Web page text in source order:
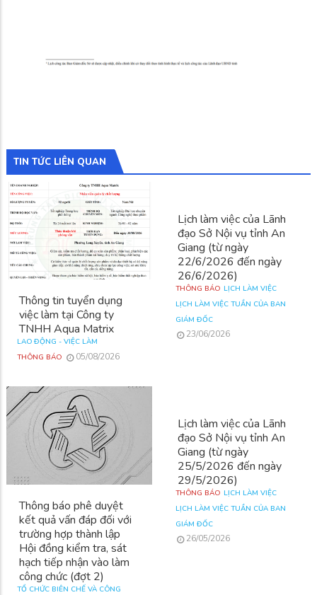
TIN TỨC LIÊN QUAN
Thông tin tuyển dụng
việc làm tại Công ty
TNHH Aqua Matrix
LAO ĐỘNG - VIỆC LÀM
THÔNG BÁO
05/08/2026
Lịch làm việc của Lãnh
đạo Sở Nội vụ tỉnh An
Giang (từ ngày
22/6/2026 đến ngày
26/6/2026)
THÔNG BÁO LỊCH LÀM VIỆC
LỊCH LÀM VIỆC TUẦN CỦA BAN
GIÁM ĐỐC
23/06/2026
Thông báo phê duyệt
kết quả vấn đáp đối với
trường hợp thành lập
Hội đồng kiểm tra, sát
hạch tiếp nhận vào làm
công chức (đợt 2)
TỔ CHỨC BIÊN CHẾ VÀ CÔNG
Lịch làm việc của Lãnh
đạo Sở Nội vụ tỉnh An
Giang (từ ngày
25/5/2026 đến ngày
29/5/2026)
THÔNG BÁO LỊCH LÀM VIỆC
LỊCH LÀM VIỆC TUẦN CỦA BAN
GIÁM ĐỐC
26/05/2026